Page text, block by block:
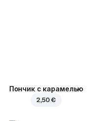
Пончик с карамелью
2,50 €